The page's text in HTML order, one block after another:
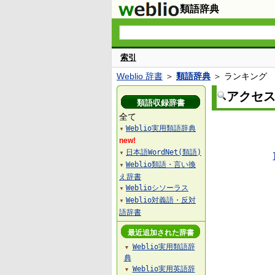
類語辞典
索引
Weblio 辞書 ＞ 類語辞典 ＞ ランキング
アクセ
類語収録辞書
全て
▼ Weblio実用類語辞典
new!
▼ 日本語WordNet(類語)
▼ Weblio類語・言い換
え辞書
▼ Weblioシソーラス
▼ Weblio対義語・反対
語辞書
最近追加された辞書
▼
Weblio実用類語辞
典
▼ Weblio実用英語辞